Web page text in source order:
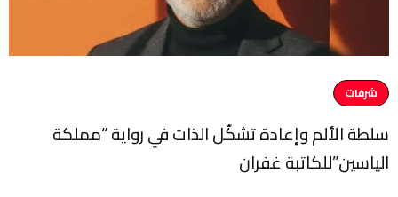
شرفات
سلطة الألم وإعادة تشكّل الذات في رواية “مملكة
الياسين”للكاتبة غفران